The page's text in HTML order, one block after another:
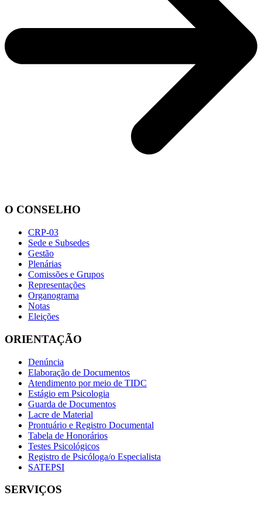
O CONSELHO
CRP-03
Sede e Subsedes
Gestão
Plenárias
Comissões e Grupos
Representações
Organograma
Notas
Eleições
ORIENTAÇÃO
Denúncia
Elaboração de Documentos
Atendimento por meio de TIDC
Estágio em Psicologia
Guarda de Documentos
Lacre de Material
Prontuário e Registro Documental
Tabela de Honorários
Testes Psicológicos
Registro de Psicóloga/o Especialista
SATEPSI
SERVIÇOS